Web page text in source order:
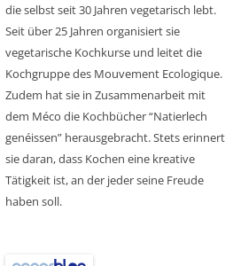
die selbst seit 30 Jahren vegetarisch lebt.
Seit über 25 Jahren organisiert sie
vegetarische Kochkurse und leitet die
Kochgruppe des Mouvement Ecologique.
Zudem hat sie in Zusammenarbeit mit
dem Méco die Kochbücher “Natierlech
genéissen” herausgebracht. Stets erinnert
sie daran, dass Kochen eine kreative
Tätigkeit ist, an der jeder seine Freude
haben soll.